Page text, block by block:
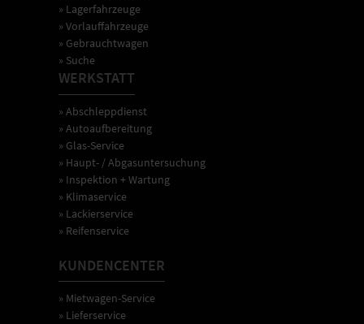
» Lagerfahrzeuge
» Vorlauffahrzeuge
» Gebrauchtwagen
» Suche
WERKSTATT
» Abschleppdienst
» Autoaufbereitung
» Glas-Service
» Haupt- / Abgasuntersuchung
» Inspektion + Wartung
» Klimaservice
» Lackierservice
» Reifenservice
KUNDENCENTER
» Mietwagen-Service
» Lieferservice